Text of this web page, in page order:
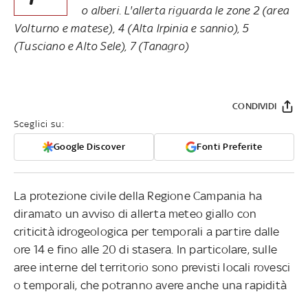
o alberi. L'allerta riguarda le zone 2 (area
Volturno e matese), 4 (Alta Irpinia e sannio), 5
(Tusciano e Alto Sele), 7 (Tanagro)
Sceglici su:
Google Discover Fonti Preferite
CONDIVIDI
La protezione civile della Regione Campania ha
diramato un avviso di allerta meteo giallo con
criticità idrogeologica per temporali a partire dalle
ore 14 e fino alle 20 di stasera. In particolare, sulle
aree interne del territorio sono previsti locali rovesci
o temporali, che potranno avere anche una rapidità